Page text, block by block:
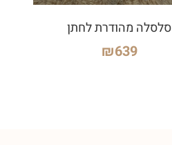
סלסלה מהודרת לחתן
₪639